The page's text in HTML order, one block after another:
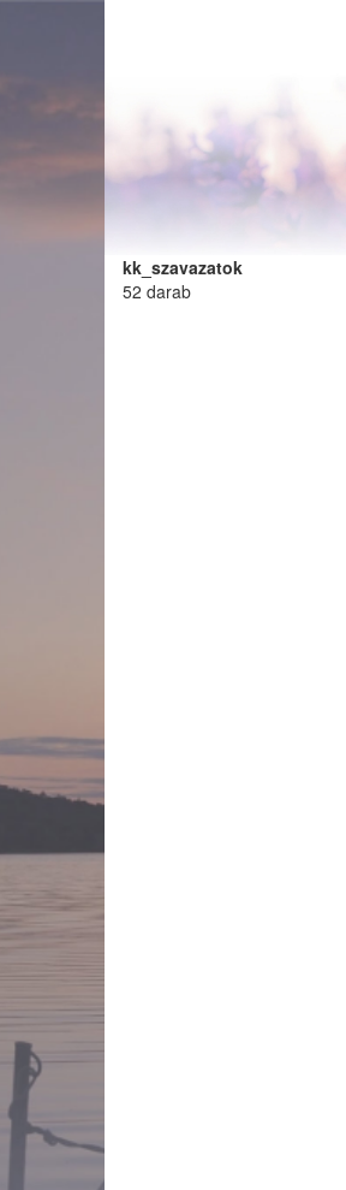
kk_szavazatok
52 darab